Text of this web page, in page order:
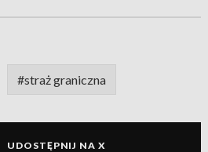
#straż graniczna
UDOSTĘPNIJ NA X